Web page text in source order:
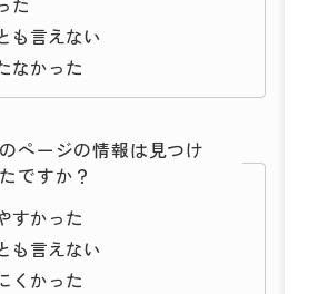
も言えない
なかった
ページの情報は見つけ
ですか？
すかった
も言えない
くかった